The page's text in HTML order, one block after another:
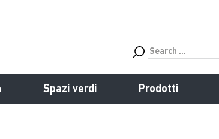
Spazi verdi Prodotti